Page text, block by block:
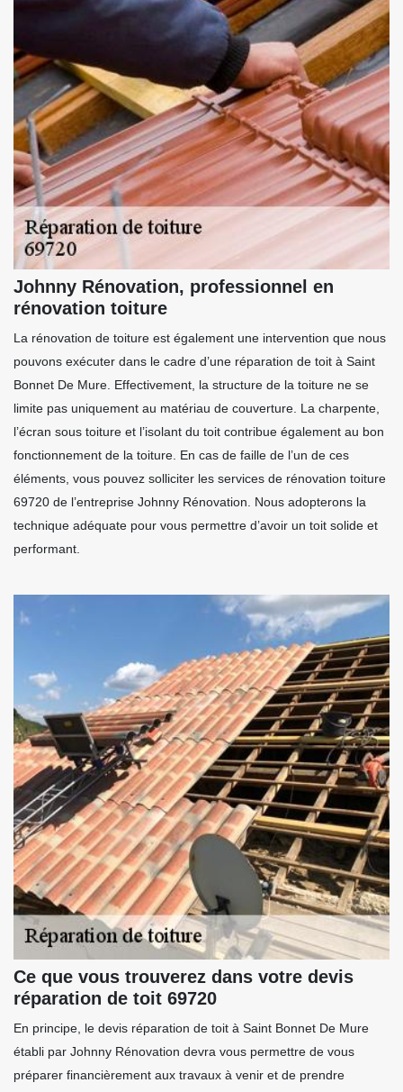
Johnny Rénovation, professionnel en
rénovation toiture
La rénovation de toiture est également une intervention que nous
pouvons exécuter dans le cadre d’une réparation de toit à Saint
Bonnet De Mure. Effectivement, la structure de la toiture ne se
limite pas uniquement au matériau de couverture. La charpente,
l’écran sous toiture et l’isolant du toit contribue également au bon
fonctionnement de la toiture. En cas de faille de l’un de ces
éléments, vous pouvez solliciter les services de rénovation toiture
69720 de l’entreprise Johnny Rénovation. Nous adopterons la
technique adéquate pour vous permettre d’avoir un toit solide et
performant.
Ce que vous trouverez dans votre devis
réparation de toit 69720
En principe, le devis réparation de toit à Saint Bonnet De Mure
établi par Johnny Rénovation devra vous permettre de vous
préparer financièrement aux travaux à venir et de prendre